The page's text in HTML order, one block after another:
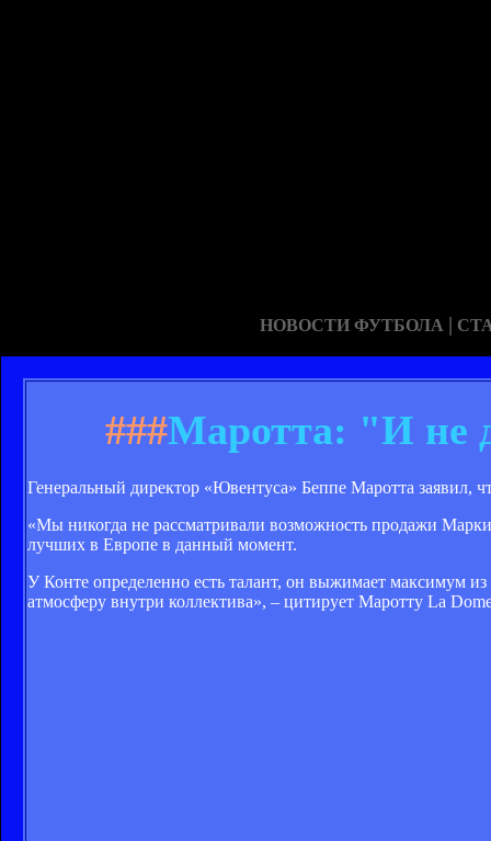
НОВОСТИ ФУТБОЛА |
###Маротта: "И не
Генеральный директор «Ювентуса» Беппе Маротта заявил,
«Мы никогда не рассматривали возможность продажи
лучших в Европе в данный момент.
У Конте определенно есть талант, он выжимает максимум
атмосферу внутри коллектива», – цитирует Маротту La